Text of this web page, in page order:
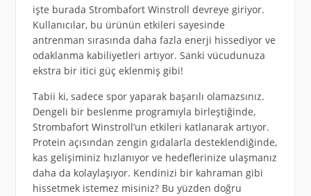
işte burada Strombafort Winstroll devreye giriyor.
Kullanıcılar, bu ürünün etkileri sayesinde
antrenman sırasında daha fazla enerji hissediyor ve
odaklanma kabiliyetleri artıyor. Sanki vücudunuza
ekstra bir itici güç eklenmiş gibi!
Tabii ki, sadece spor yaparak başarılı olamazsınız.
Dengeli bir beslenme programıyla birleştiğinde,
Strombafort Winstroll’un etkileri katlanarak artıyor.
Protein açısından zengin gıdalarla desteklendiğinde,
kas gelişiminiz hızlanıyor ve hedeflerinize ulaşmanız
daha da kolaylaşıyor. Kendinizi bir kahraman gibi
hissetmek istemez misiniz? Bu yüzden doğru